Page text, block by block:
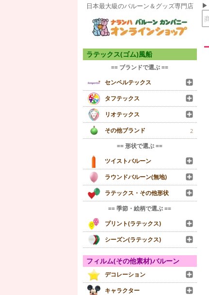
日本最大級のバルーン＆グッズ専門店
ラテックス(ゴム)風船
== ブランドで選ぶ ==
センペルテックス
タフテックス
リオテックス
その他ブランド
2
== 形状で選ぶ ==
ツイストバルーン
ラウンドバルーン(無地)
ラテックス・その他形状
== 季節・絵柄で選ぶ ==
プリント(ラテックス)
シーズン(ラテックス)
フィルム(その他素材)バルーン
デコレーション
キャラクター